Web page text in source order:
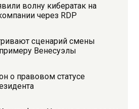
волну кибератак на
через RDP
сценарий смены
Венесуэлы
о правовом статусе